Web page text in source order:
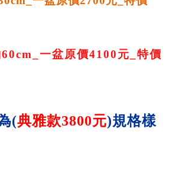
一盆原價4100元_特價
(典雅款3800元)規格樣